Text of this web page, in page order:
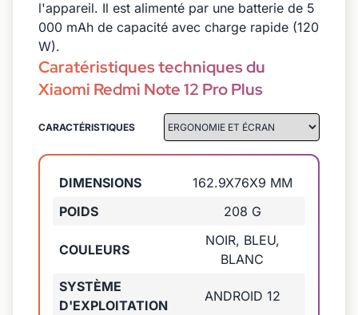
l'appareil. Il est alimenté par une batterie de 5
000 mAh de capacité avec charge rapide (120
W).
Caratéristiques techniques du
Xiaomi Redmi Note 12 Pro Plus
CARACTÉRISTIQUES
DIMENSIONS
162.9X76X9 MM
POIDS
208 G
COULEURS
NOIR, BLEU,
BLANC
SYSTÈME
D'EXPLOITATION
ANDROID 12